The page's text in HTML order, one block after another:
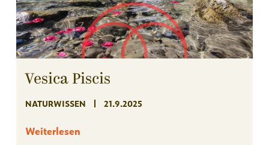
Vesica Piscis
NATURWISSEN 21.9.2025
Weiterlesen